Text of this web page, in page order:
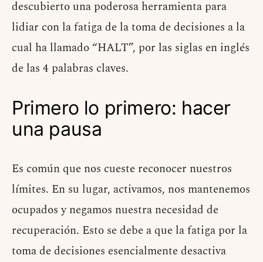
descubierto una poderosa herramienta para
lidiar con la fatiga de la toma de decisiones a la
cual ha llamado “HALT”, por las siglas en inglés
de las 4 palabras claves.
Primero lo primero: hacer
una pausa
Es común que nos cueste reconocer nuestros
límites. En su lugar, activamos, nos mantenemos
ocupados y negamos nuestra necesidad de
recuperación. Esto se debe a que la fatiga por la
toma de decisiones esencialmente desactiva